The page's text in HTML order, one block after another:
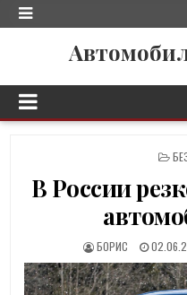
P
S
T
E
I
N
В России
БОРИС